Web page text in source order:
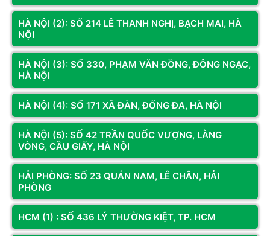
CƠ SỞ
Địa chỉ:Số 74 Trần Phú, P. Hà
Đông, TP. Hà Nội
Hotline:098.236.8008
Bản đồ chỉ dẫn
CƠ SỞ 3
Đông Ngạc, Hà Nội
Hotline: 0833.921.922 -
0374.120.130
Bản đồ chỉ dẫn
KÊNH THÔNG TIN
Fanpage
HÀ NỘI (2): SỐ 214 LÊ THANH NGHỊ, BẠCH MAI, HÀ
NỘI
HÀ NỘI (3): SỐ 330, PHẠM VĂN ĐỒNG, ĐÔNG NGẠC,
HÀ NỘI
HÀ NỘI (4): SỐ 171 XÃ ĐÀN, ĐỐNG ĐA, HÀ NỘI
HÀ NỘI (5): SỐ 42 TRẦN QUỐC VƯỢNG, LÀNG
VÒNG, CẦU GIẤY, HÀ NỘI
HẢI PHÒNG: SỐ 23 QUÁN NAM, LÊ CHÂN, HẢI
PHÒNG
HCM (1) : SỐ 436 LÝ THƯỜNG KIỆT, TP. HCM